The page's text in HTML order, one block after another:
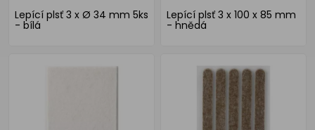
Lepící plsť 3 x Ø 34 mm 5ks
- bílá
Lepící plsť 3 x 100 x 85 mm
- hnědá